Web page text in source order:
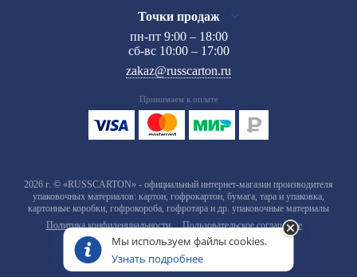
Точки продаж
пн-пт 9:00 – 18:00
сб-вс 10:00 – 17:00
zakaz@russcarton.ru
Принимаем к оплате
2026 г. © «RUSSCARTON» - официальный интернет-магазин производителя
упаковочных материалов: картон, гофрокартон, бумага, тара и упаковка,
картонные коробки, гофрокороба, гофротара и др. упаковочные материалы
Политика конфиденциальности
Пользовательское соглашение
Мы используем файлы cookies.
Узнать подробнее